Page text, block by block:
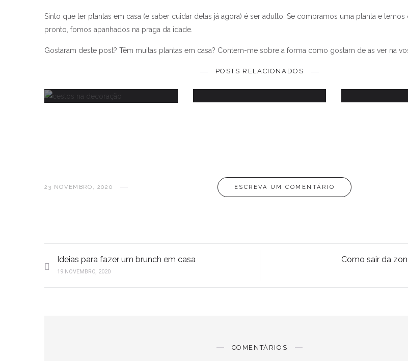
Sinto que ter plantas em casa (e saber cuidar delas já agora) é ser adulto. Se compramos uma planta e temos
pronto, fomos apanhados na praga da idade.
Gostaram deste post? Têm muitas plantas em casa? Contem-me sobre a forma como gostam de as ver na
POSTS RELACIONADOS
Como usar cestos na
23 NOVEMBRO, 2020 ESCREVA UM COMENTÁRIO
Ideias para fazer um brunch em casa
19 NOVEMBRO, 2020
Como sair da
COMENTÁRIOS